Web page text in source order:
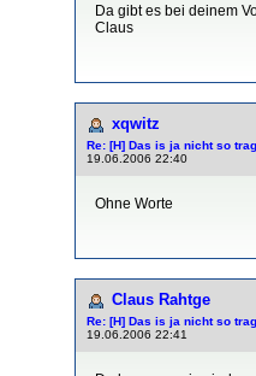
Da gibt es bei deinem
Claus
xqwitz
Re: [H] Das is ja nicht so
19.06.2006 22:40
Ohne Worte
Claus Rahtge
Re: [H] Das is ja nicht so
19.06.2006 22:41